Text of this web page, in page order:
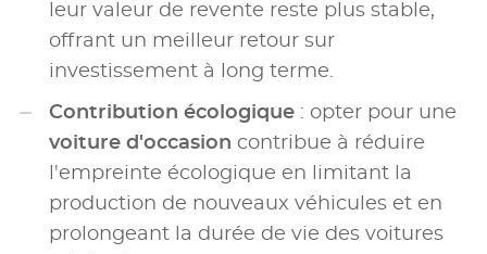
leur valeur de revente reste plus stable,
offrant un meilleur retour sur
investissement à long terme.
Contribution écologique : opter pour une
voiture d'occasion contribue à réduire
l'empreinte écologique en limitant la
production de nouveaux véhicules et en
prolongeant la durée de vie des voitures